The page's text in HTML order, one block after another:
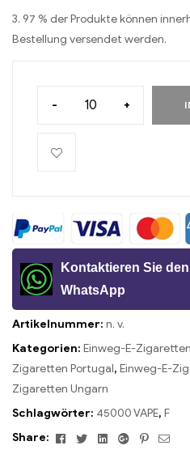
3. 97 % der Produkte können
Bestellung versendet werden.
- +
Kontaktieren Sie
WhatsApp
Artikelnummer: n. v.
Kategorien: Einweg-E-
Zigaretten Portugal, Einweg-E-
Zigaretten Ungarn
Schlagwörter: 45000 VAPE, F
Share:
FacebookTwitterLinkedinGoogle+Pinterest
Email